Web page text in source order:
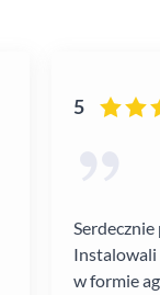
5
Instalowali
w formie